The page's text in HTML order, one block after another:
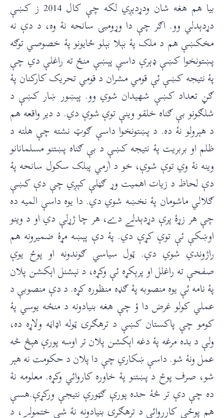
بيا هم هغه شان ودړدېږي لکه چې کال 2014 ز کښې
دړدېدلي وو. اګر چې دا وړومبۍ سانحه نۀ وه، د دې نه
مخکښې هم د ملک پۀ بېلا بېلو ځايونو پۀ خصوصي توګه
پښتونخوا کښې ډېرې داسې پېښې منځ ته راغلې دي چې
پۀ نتيجه کښې ئې قومي مشران د قومي تحريک کارکنان پۀ
ګڼ تعداد کښې شهيدان شوي وو. پېښور ښار کښې د
شلګونو بې ګناه خلقو وينې توې شوې دي. د دیر واقعه هم
د هېرولو نۀ ده. د پښتونخوا داسې ګوټ نشته چې هلته د
ظلم او بربريت پۀ نتيجه کښې د بې ګناه پښتنو مسلمانانو
وينه نۀ وي توې شوې، خو د اٰرمي پبلک سکول سانحه پۀ
دې لحاظ د زيات اهميت وړ ګڼلې کېږي چې دې کښې
ګلالي ماشومان پۀ نخښه شوي دي. دا يوه داسې الميه ده
چې هر زړۀ پرې دړدېدلے دے، هر چا ژړلې دي او د وينو
اوښکې ئې توې کړې دي. پۀ دې پېښه مړۀ ضميرونه هم
راژوندي شوي دي. ټول سياسي ګوندونه او پوځ يوې
صفحې ته راغلل او پرېکړه ئې وکړه، د نېشنل اېکشن پلان
پۀ نامه ئې يوه منصوبه پۀ ګډه منظوره کړه. د دې منصوبې د
عملي کولو غرض دا ؤ چې هغه بنيادونه د منځه يوسي پۀ
کومو چې پاکستان کښې د ترهګرۍ ټوله اډاڼه ولاړه ده،
ولې د بده مرغه پۀ دغه اېکشن پلان تر اوسه پورې هېڅ څه
عمل ونۀ شو. داسې ښکاري چې دا پلان د حکومت نه هېر
شو، صرف پوځ د پښتنو پۀ خاوره کاروائي وکړه. معلومه نۀ
ده چې دې تر څۀ حده پورې ګټورې نتيجې ورکړې.هسې
هم پوځي کارروائي د ترهګرۍ بنيادونه نۀ شي ختمولے، د